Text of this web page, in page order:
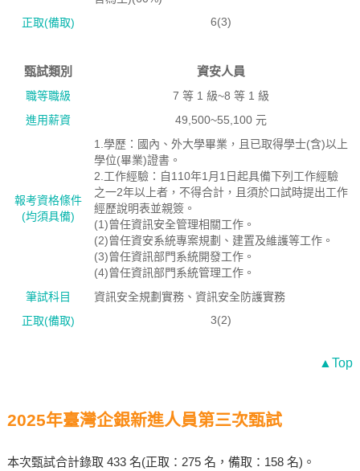
正取(備取)
6(3)
甄試類別 資安人員
職等職級
7 等 1 級~8 等 1 級
進用薪資
49,500~55,100 元
報考資格絛件
(均須具備)
1.學歷：國內、外大學畢業，且已取得學士(含)以上
學位(畢業)證書。
2.工作經驗：自110年1月1日起具備下列工作經驗
之一2年以上者，不得合計，且須於口試時提出工作
經歷說明表並親簽。
(1)曾任資訊安全管理相關工作。
(2)曾任資安系統專案規劃、建置及維護等工作。
(3)曾任資訊部門系統開發工作。
(4)曾任資訊部門系統管理工作。
筆試科目
資訊安全規劃實務、資訊安全防護實務
正取(備取)
3(2)
▲Top
2025年臺灣企銀新進人員第三次甄試
本次甄試合計錄取 433 名(正取：275 名，備取：158 名)。